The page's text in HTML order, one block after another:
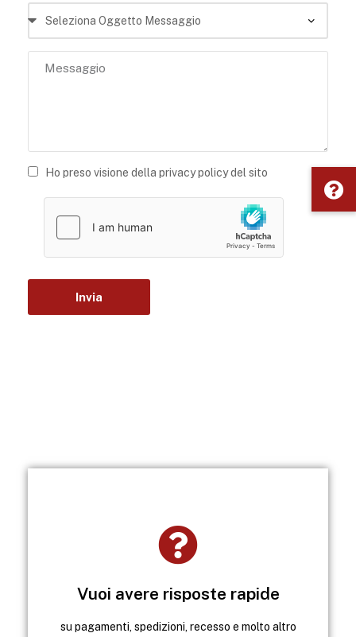
Ho preso visione della privacy policy del sito
Invia
Vuoi avere risposte rapide
su pagamenti, spedizioni, recesso e molto altro
Visita la sezione FAQ
Troverai le risposte alle domande più frequenti
Clicca qui